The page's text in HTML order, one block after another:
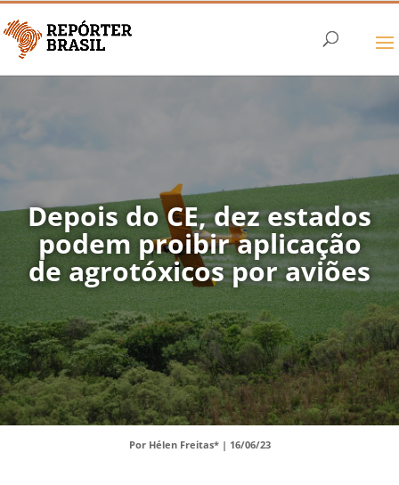
Depois do CE, dez estados
podem proibir aplicação
de agrotóxicos por aviões
Por Hélen Freitas* | 16/06/23